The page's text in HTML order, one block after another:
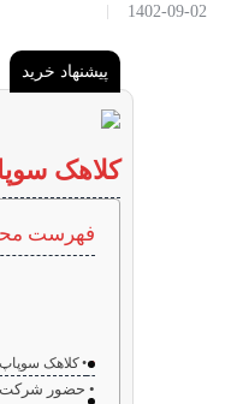
1402-09-02
پیشنهاد خرید
کلاهک
فهرست
کلاهک سوپاپ